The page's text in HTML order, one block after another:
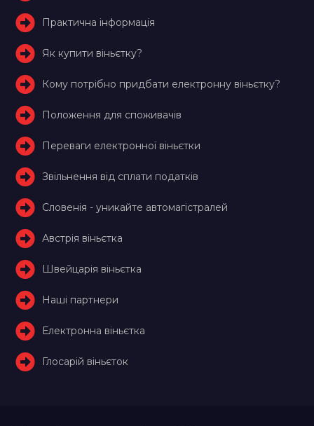
Практична інформація
Як купити віньєтку?
Кому потрібно придбати електронну віньєтку?
Положення для споживачів
Переваги електронної віньєтки
Звільнення від сплати податків
Словенія - уникайте автомагістралей
Австрія віньєтка
Швейцарія віньєтка
Наші партнери
Електронна віньєтка
Глосарій віньєток